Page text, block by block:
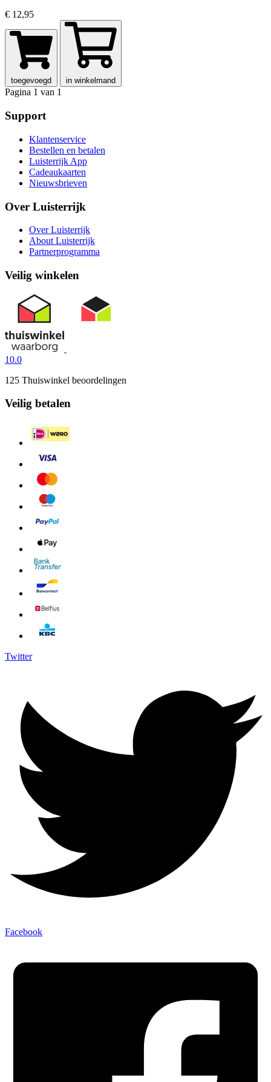
€ 12,95
toegevoegd in winkelmand
Pagina 1 van 1
Support
Klantenservice
Bestellen en betalen
Luisterrijk App
Cadeaukaarten
Nieuwsbrieven
Over Luisterrijk
Over Luisterrijk
About Luisterrijk
Partnerprogramma
Veilig winkelen
10.0
125 Thuiswinkel beoordelingen
Veilig betalen
Twitter
Facebook